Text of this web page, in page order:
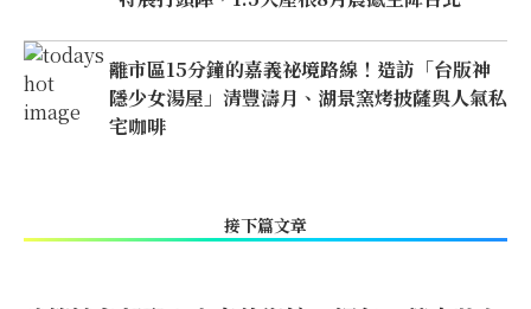
離市區15分鐘的嘉義祕境路線！造訪「台版神
隱少女湯屋」清豐濤月、湖景窯烤披薩與人氣私
宅咖啡
接下篇文章